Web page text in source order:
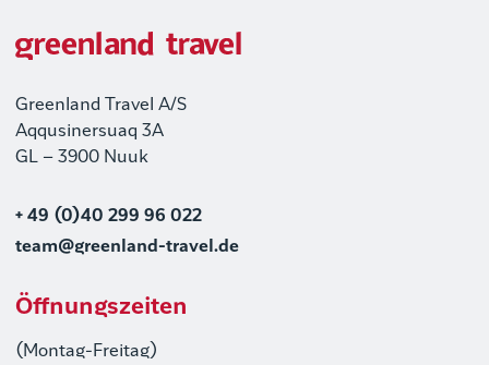
Greenland Travel A/S
Aqqusinersuaq 3A
GL – 3900 Nuuk
+ 49 (0)40 299 96 022
team@greenland-travel.de
Öffnungszeiten
(Montag-Freitag)